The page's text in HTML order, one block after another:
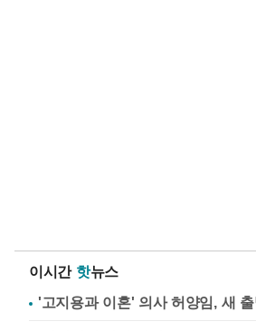
이시간 핫뉴스
'고지용과 이혼' 의사 허양임, 새